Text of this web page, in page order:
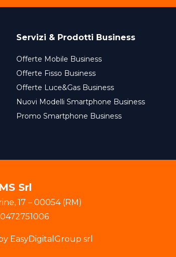
Servizi & Prodotti Business
Offerte Mobile Business
Offerte Fisso Business
Offerte Luce&Gas Business
Nuovi Modelli Smartphone Business
Promo Smartphone Business
Srl
, 17 – 00054(RM)
EasyDigitalGroup srl